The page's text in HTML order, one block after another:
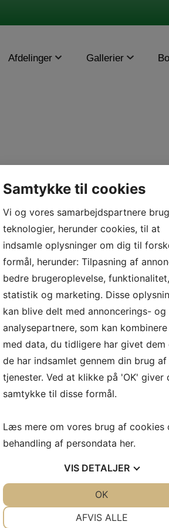
Afdelinger Gallerier
navn og
Afslutning
Begivenhed,
Lørdag den
senior.
Læs
Samtykke til cookies
Vi og vores samarbejdspartnere
teknologier, herunder cookies, til at
indsamle oplysninger om dig til
formål, herunder: Tilpasning af
bedre brugeroplevelse, funktionalitet,
statistik og marketing. Disse
kan blive delt med annoncerings- og
analysepartnere, som kan
med data, du tidligere har givet dem
de har indsamlet gennem din brug af
tjenester. Ved at klikke på 'OK' giver
samtykke til disse formål.
Læs mere om vores brug af cookies
behandling af persondata her.
VIS DETALJER
AFVIS ALLE
OK